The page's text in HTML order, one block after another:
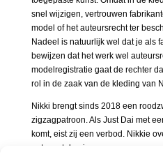
snel wijzigen, vertrouwen
model of het auteursrecht ter
Nadeel is natuurlijk wel dat je als
bewijzen dat het werk wel
modelregistratie gaat de rechter
rol in de zaak van de kleding van
Nikki brengt sinds 2018 een
zigzagpatroon. Als Just Dai met
komt, eist zij een verbod. Nikkie
ontwerptekeningen.